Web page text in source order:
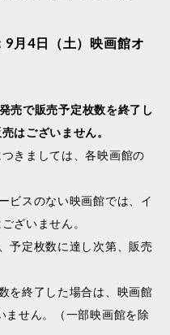
9月4日（土）映画館オ
売で販売予定枚数を終了し
はございません。
きましては、各映画館の
ビスのない映画館では、イ
ざいません。
予定枚数に達し次第、販売
を終了した場合は、映画館
ません。（一部映画館を除